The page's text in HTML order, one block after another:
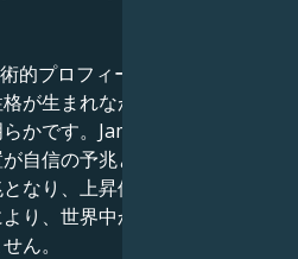
的プロフィールを考慮する
が生まれながらにして栄光を
かです。James Gandolfiniの
自信の予兆となり、月の位置
なり、上昇位置が自然なカリ
り、世界中からファンを引き
ん。